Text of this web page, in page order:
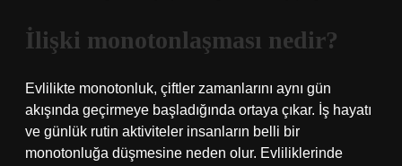
İlişki monotonlaşması nedir?
Evlilikte monotonluk, çiftler zamanlarını aynı gün
akışında geçirmeye başladığında ortaya çıkar. İş hayatı
ve günlük rutin aktiviteler insanların belli bir
monotonluğa düşmesine neden olur. Evliliklerinde